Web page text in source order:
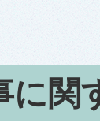
に関